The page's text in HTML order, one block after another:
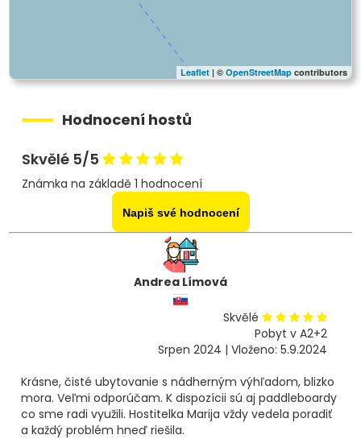
Leaflet | ©OpenStreetMap contributors
Hodnocení hostů
Skvělé 5/5
Známka na základě 1 hodnocení
Napiš své hodnocení
Andrea Límová
Skvělé
Pobyt v A2+2
Srpen 2024 | Vloženo: 5.9.2024
Krásne, čisté ubytovanie s nádherným výhľadom, blizko
mora. Veľmi odporúčam. K dispozícii sú aj paddleboardy
co sme radi využili. Hostitelka Marija vždy vedela poradiť
a každý problém hneď riešila.